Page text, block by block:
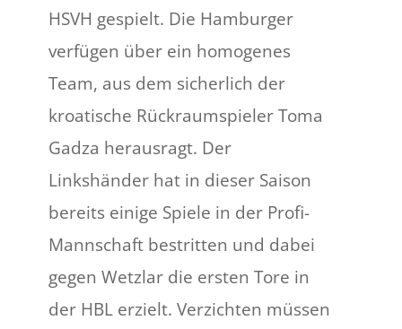
HSVH gespielt. Die Hamburger
verfügen über ein homogenes
Team, aus dem sicherlich der
kroatische Rückraumspieler Toma
Gadza herausragt. Der
Linkshänder hat in dieser Saison
bereits einige Spiele in der Profi-
Mannschaft bestritten und dabei
gegen Wetzlar die ersten Tore in
der HBL erzielt. Verzichten müssen